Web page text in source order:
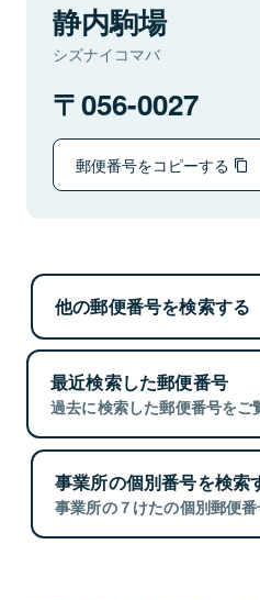
静内駒場
シズナイコマバ
056-0027
郵便番号をコピーする
他の郵便番号を検索する
最近検索した郵便番号
過去に検索した郵便番号をご
事業所の個別番号を検索
事業所の７けたの個別郵便番